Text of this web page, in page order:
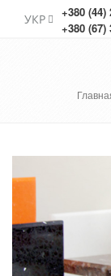
УКР +380 (44)
+380 (67)